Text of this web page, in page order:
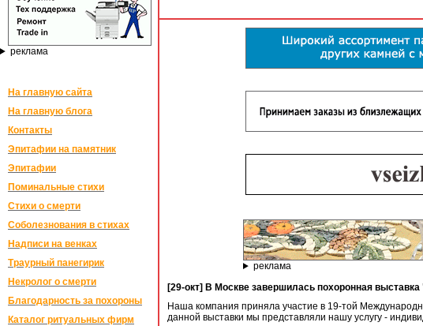
реклама
На главную сайта
На главную блога
Контакты
Эпитафии на памятник
Эпитафии
Поминальные стихи
Стихи о смерти
Соболезнования в стихах
Надписи на венках
Траурный панегирик
Некролог о смерти
Благодарность за похороны
Каталог ритуальных фирм
реклама
[29-окт] В Москве завершилась похоронная
Наша компания приняла участие в 19-той
данной выставки мы представляли нашу услугу -